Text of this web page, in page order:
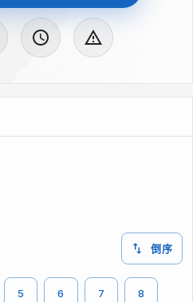
倒序
5 6 7 8